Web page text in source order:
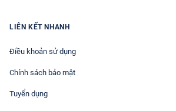
LIÊN KẾT NHANH
Điều khoản sử dụng
Chính sách bảo mật
Tuyển dụng